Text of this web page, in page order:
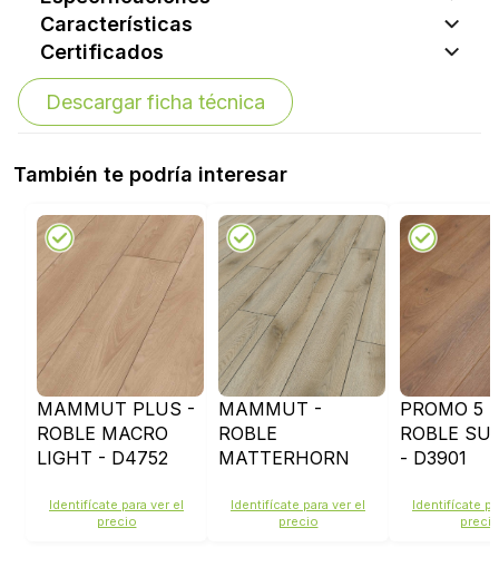
Características
Certificados
Descargar ficha técnica
También te podría interesar
MAMMUT PLUS -
ROBLE MACRO
LIGHT - D4752
Identifícate para ver el
precio
MAMMUT -
ROBLE
MATTERHORN
Identifícate para ver el
precio
PROMO 5 -
ROBLE
- D3901
Identifícate
precio